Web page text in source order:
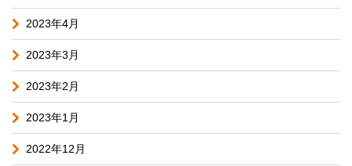
2023年4月
2023年3月
2023年2月
2023年1月
2022年12月